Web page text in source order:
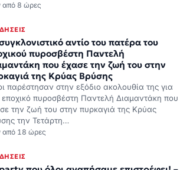
αντίο του πατέρα του
που έχασε την ζωή του στην
της Κρύας Βρύσης
παρέστησαν στην εξόδιο ακολουθία της για
εποχικό πυροσβέστη Παντελή Διαμαντάκη που
την ζωή του στην πυρκαγιά της Κρύας
την Τετάρτη…
από 18 ώρες
που όλοι αγαπήσαμε επιστρέφει! –
στην Κοζάνη
Κοζάνης: Το party που όλοι αγαπήσαμε